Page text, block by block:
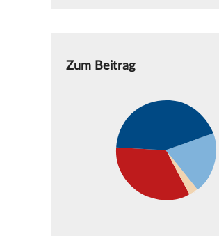
Zum Beitrag